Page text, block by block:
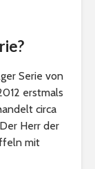
Serie von
erstmals
circa
Herr der
mit